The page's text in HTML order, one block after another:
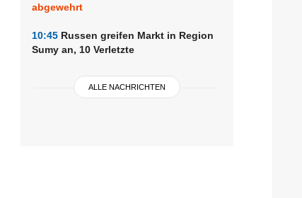
abgewehrt
10:45 Russen greifen Markt in Region
Sumy an, 10 Verletzte
ALLE NACHRICHTEN